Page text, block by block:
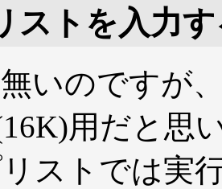
ストを入力
いのですが
用だと思
ストでは実